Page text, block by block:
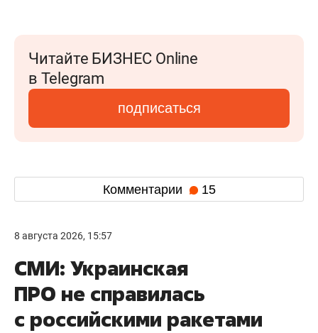
Читайте БИЗНЕС Online
в Telegram
подписаться
Комментарии 15
8 августа 2026, 15:57
СМИ: Украинская
ПРО не справилась
с российскими ракетами